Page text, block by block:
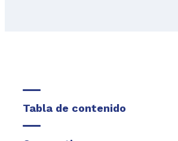
Tabla de contenido